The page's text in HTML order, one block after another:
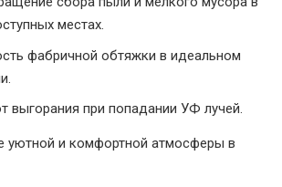
местах.
фабричной обтяжки в идеальном
выгорания при попадании УФ лучей.
уютной и комфортной атмосферы в